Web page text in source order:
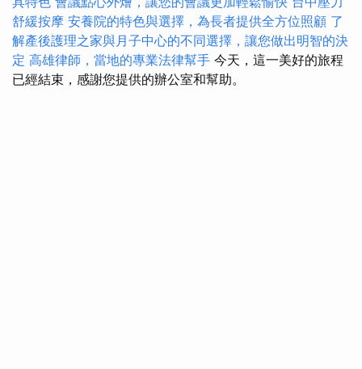
舒緩按摩 安養院的特色與選擇，為長者提供全方位照顧 了
解產後護理之家與月子中心的不同選擇，讓您做出明智的決
定 高雄律師，當地的專業法律幫手 今天，這一美好的旅程
已經結束，感謝您提供的辦公室和幫助。